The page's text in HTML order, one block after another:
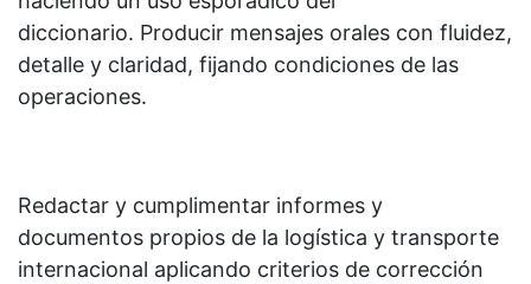
diccionario. Producir mensajes orales con fluidez,
detalle y claridad, fijando condiciones de las
operaciones.
Redactar y cumplimentar informes y
documentos propios de la logística y transporte
internacional aplicando criterios de corrección